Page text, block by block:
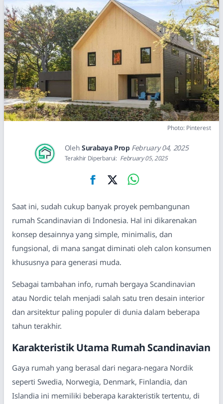
Photo: Pinterest
OlehSurabaya Prop February 04, 2025
Terakhir Diperbarui: February 05, 2025
Saat ini, sudah cukup banyak proyek pembangunan
rumah Scandinavian di Indonesia. Hal ini dikarenakan
konsep desainnya yang simple, minimalis, dan
fungsional, di mana sangat diminati oleh calon konsumen
khususnya para generasi muda.
Sebagai tambahan info, rumah bergaya Scandinavian
atau Nordic telah menjadi salah satu tren desain interior
dan arsitektur paling populer di dunia dalam beberapa
tahun terakhir.
Karakteristik Utama Rumah Scandinavian
Gaya rumah yang berasal dari negara-negara Nordik
seperti Swedia, Norwegia, Denmark, Finlandia, dan
Islandia ini memiliki beberapa karakteristik tertentu, di